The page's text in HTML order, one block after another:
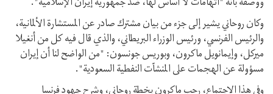
وکان روحاني یشیر إلی جزء من بيان مشترك صادر عن المستشارة الألمانية،
والرئيس الفرنسي، ورئيس الوزراء البريطاني، والذي قال فیه کل من أنغيلا
ميركل، وإيمانويل ماكرون، وبوريس جونسون: "من الواضح لنا أن إيران
مسؤولة عن الهجمات على المنشآت النفطية السعودية".